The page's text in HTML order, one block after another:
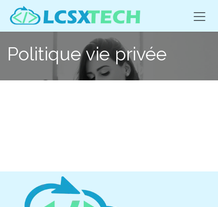
Se rendre au contenu
Politique vie privée